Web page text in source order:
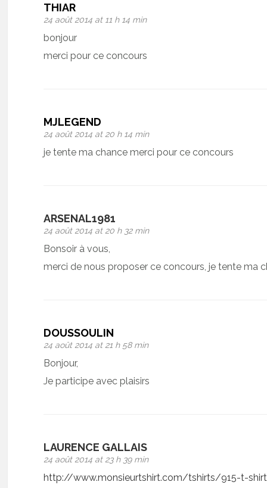
THIAR
24 août 2014 at 11 h 14 min
bonjour
merci pour ce concours
MJLEGEND
24 août 2014 at 20 h 14 min
je tente ma chance merci pour ce concours
ARSENAL1981
24 août 2014 at 20 h 32 min
Bonsoir à vous,
merci de nous proposer ce concours, je tente ma
DOUSSOULIN
24 août 2014 at 21 h 58 min
Bonjour,
Je participe avec plaisirs
LAURENCE GALLAIS
24 août 2014 at 23 h 39 min
http://www.monsieurtshirt.com/tshirts/915-t-